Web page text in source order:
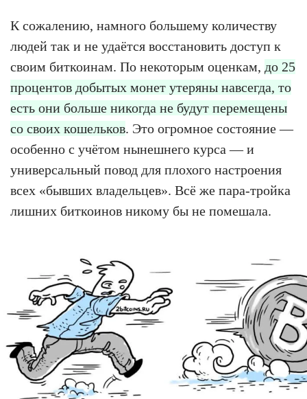
К сожалению, намного большему количеству
людей так и не удаётся восстановить доступ к
своим биткоинам. По некоторым оценкам, до 25
процентов добытых монет утеряны навсегда, то
есть они больше никогда не будут перемещены
со своих кошельков. Это огромное состояние —
особенно с учётом нынешнего курса — и
универсальный повод для плохого настроения
всех «бывших владельцев». Всё же пара-тройка
лишних биткоинов никому бы не помешала.